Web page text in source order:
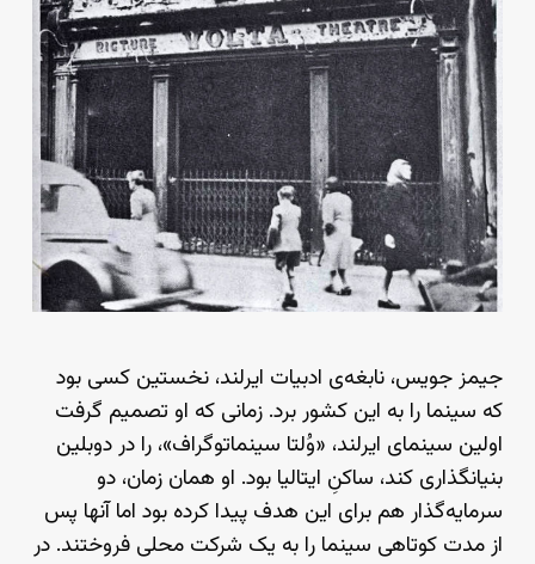
جیمز جویس، نابغه‌ی ادبیات ایرلند، نخستین کسی بود
که سینما را به این کشور برد. زمانی که او تصمیم گرفت
اولین سینمای ایرلند، «وُلتا سینماتوگراف»، را در دوبلین
بنیانگذاری کند، ساکنِ ایتالیا بود. او همان زمان، دو
سرمایه‌گذار هم برای این هدف پیدا کرده بود اما آنها پس
از مدت کوتاهی سینما را به یک شرکت محلی فروختند. در